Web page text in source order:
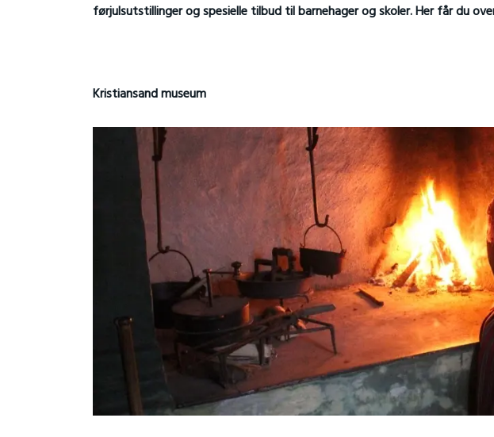
førjulsutstillinger og spesielle tilbud til barnehager og skoler. Her får du
Kristiansand museum